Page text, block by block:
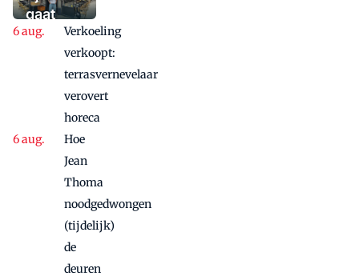
waaaaaanzinnige
aanbieding'
gaat
vanwege
succes
maandje
Verkoeling
verkoopt:
terrasvernevelaar
verovert
horeca
Hoe
Jean
Thoma
noodgedwongen
(tijdelijk)
de
deuren